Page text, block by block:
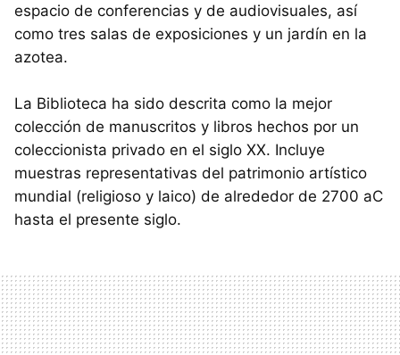
espacio de conferencias y de audiovisuales, así
como tres salas de exposiciones y un jardín en la
azotea.
La Biblioteca ha sido descrita como la mejor
colección de manuscritos y libros hechos por un
coleccionista privado en el siglo XX. Incluye
muestras representativas del patrimonio artístico
mundial (religioso y laico) de alrededor de 2700 aC
hasta el presente siglo.